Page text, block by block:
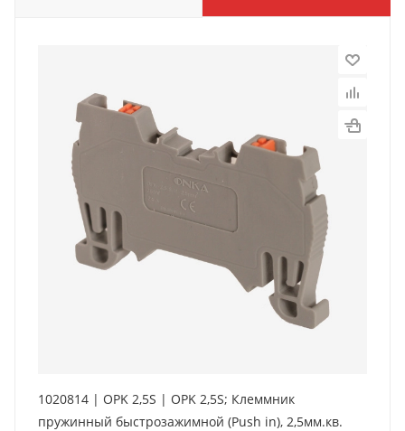
1020814 | OPK 2,5S | OPK 2,5S; Клеммник
пружинный быстрозажимной (Push in), 2,5мм.кв.